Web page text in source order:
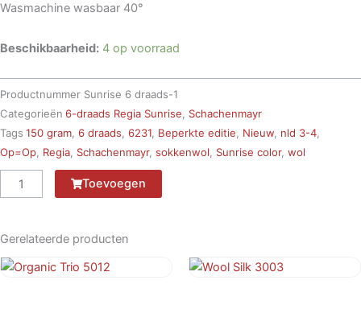
Wasmachine wasbaar 40°
Beschikbaarheid: 4 op voorraad
Productnummer Sunrise 6 draads-1
Categorieën 6-draads Regia Sunrise
Schachenmayr
Tags 150 gram 6 draads 6231 Beperkte editie Nieuw nld 3-4
Op=Op Regia Schachenmayr, sokkenwol Sunrise color, wol
Schachenmayr
Regia
draads
6231
Zonsopgang
Toevoegen
Gerelateerde producten